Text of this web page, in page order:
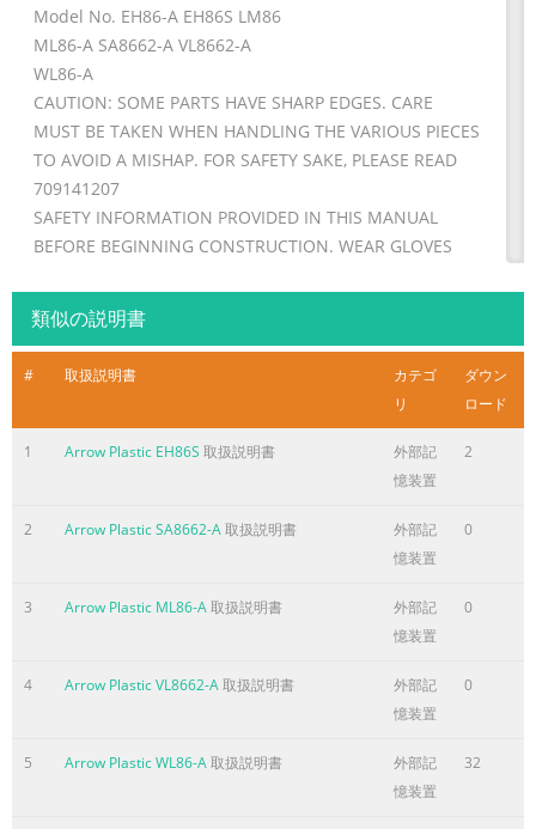
Model No. EH86-A EH86S LM86
ML86-A SA8662-A VL8662-A
WL86-A
CAUTION: SOME PARTS HAVE SHARP EDGES. CARE
MUST BE TAKEN WHEN HANDLING THE VARIOUS PIECES
TO AVOID A MISHAP. FOR SAFETY SAKE, PLEASE READ
709141207
SAFETY INFORMATION PROVIDED IN THIS MANUAL
BEFORE BEGINNING CONSTRUCTION. WEAR GLOVES
* Size rounded off to the nearest foot
WHEN HANDLING METAL PARTS.
ページ2に含まれる内容の要旨
BEFORE YOU BEGIN.... A2 Owner's Manual Before
beginning construction, check local building codes
regarding footings, location and other requirements.
information and helpful tips will make your construction
easier and more enjoyable. Assembly Instructions:
appropriate information for your building model. Review
all instructions before you begin, and during assembly,
PLAN AHEAD.... A3 Watch the Weather: Be sure the day
you select to install your building is dry and calm. Do not
類似の説明書
# 取扱説明書
カテゴ
リ
ダウン
ロード
1 Arrow Plastic EH86S 取扱説明書
外部記
憶装置
2
2 Arrow Plastic SA8662-A取扱説明書
外部記
憶装置
0
3 Arrow Plastic ML86-A取扱説明書
外部記
憶装置
0
4 Arrow Plastic VL8662-A取扱説明書
外部記
憶装置
0
5 Arrow Plastic WL86-A取扱説明書
外部記
憶装置
32